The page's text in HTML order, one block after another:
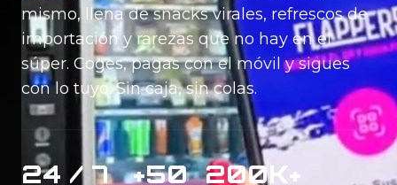
mismo, llena de snacks virales, refrescos de
importación y rarezas que no hay en el
súper. Coges, pagas con el móvil y sigues
con lo tuyo. Sin caja, sin colas.
24 / 7 +50 200K+